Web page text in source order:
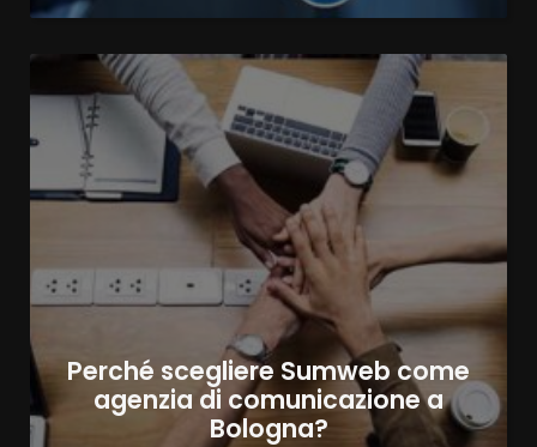
Perché scegliere Sumweb come
agenzia di comunicazione a
Bologna?